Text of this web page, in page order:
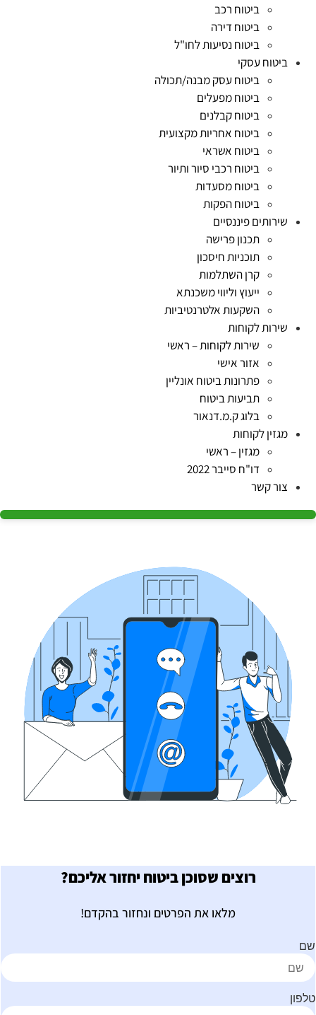
ביטוח רכב
ביטוח דירה
ביטוח נסיעות לחו"ל
ביטוח עסקי
ביטוח עסק מבנה/תכולה
ביטוח מפעלים
ביטוח קבלנים
ביטוח אחריות מקצועית
ביטוח אשראי
ביטוח רכבי סיור ותיור
ביטוח מסעדות
ביטוח הפקות
שירותים פיננסיים
תכנון פרישה
תוכניות חיסכון
קרן השתלמות
ייעוץ וליווי משכנתא
השקעות אלטרנטיביות
שירות לקוחות
שירות לקוחות – ראשי
אזור אישי
פתרונות ביטוח אונליין
תביעות ביטוח
בלוג ק.מ.דנאור
מגזין לקוחות
מגזין – ראשי
דו"ח סייבר 2022
צור קשר
רוצים שסוכן ביטוח יחזור אליכם?
מלאו את הפרטים ונחזור בהקדם!